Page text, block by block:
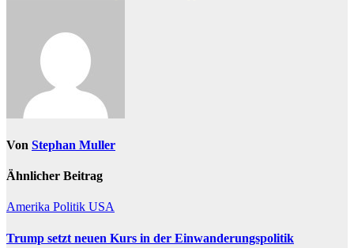
Von Stephan Muller
Ähnlicher Beitrag
Amerika Politik USA
Trump setzt neuen Kurs in der Einwanderungspolitik